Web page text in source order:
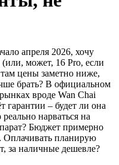
апреля 2026, хочу
может, 16 Pro, если
цены заметно ниже,
брать? В официальном
вроде Wan Chai
гарантии – будет ли она
нарваться на
Бюджет примерно
Оплачивать планирую
за наличные дешевле?